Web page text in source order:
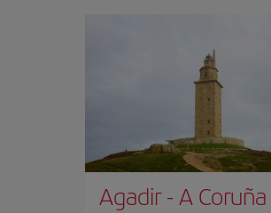
Agadir-A Coruña